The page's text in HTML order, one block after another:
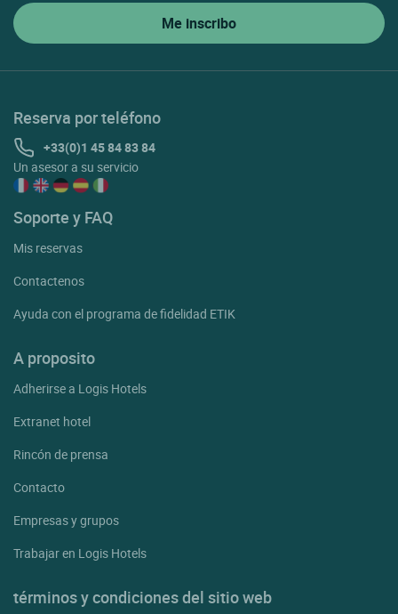
Reserva por teléfono
+33(0)1 45 84 83 84
Un asesor a su servicio
Soporte y FAQ
Mis reservas
Contactenos
Ayuda con el programa de fidelidad ETIK
A proposito
Adherirse a Logis Hotels
Extranet hotel
Rincón de prensa
Contacto
Empresas y grupos
Trabajar en Logis Hotels
términos y condiciones del sitio web